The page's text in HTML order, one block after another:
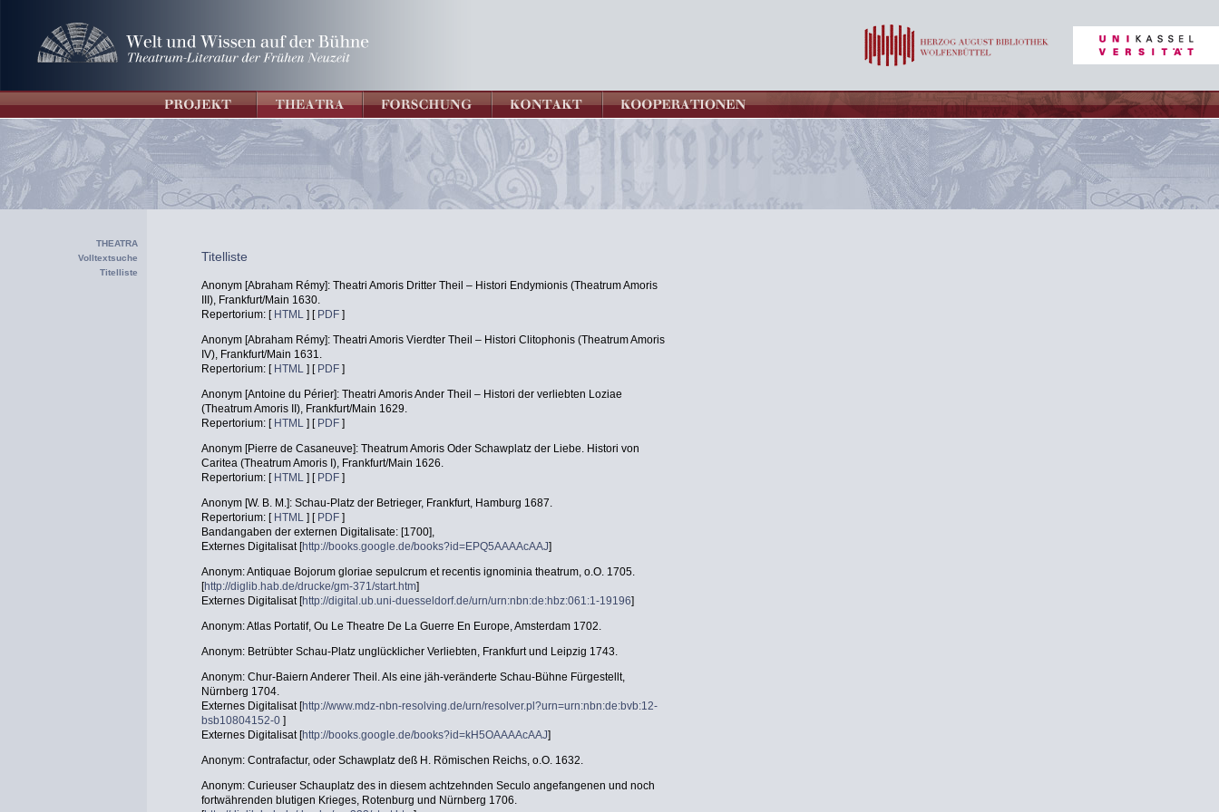
THEATRA
Volltextsuche
Titelliste
Titelliste
Anonym [Abraham Rémy]: Theatri Amoris Dritter Theil – Histori Endymionis (Theatrum Amoris
III), Frankfurt/Main 1630.
Repertorium: [HTML ] [PDF ]
Anonym [Abraham Rémy]: Theatri Amoris Vierdter Theil – Histori Clitophonis (Theatrum Amoris
IV), Frankfurt/Main 1631.
Repertorium: [HTML ] [PDF ]
Anonym [Antoine du Périer]: Theatri Amoris Ander Theil – Histori der verliebten Loziae
(Theatrum Amoris II), Frankfurt/Main 1629.
Repertorium: [HTML ] [PDF ]
Anonym [Pierre de Casaneuve]: Theatrum Amoris Oder Schawplatz der Liebe. Histori von
Caritea (Theatrum Amoris I), Frankfurt/Main 1626.
Repertorium: [HTML ] [PDF ]
Anonym [W. B. M.]: Schau-Platz der Betrieger, Frankfurt, Hamburg 1687.
Repertorium: [HTML ] [PDF ]
Bandangaben der externen Digitalisate: [1700],
Externes Digitalisat [http://books.google.de/books?id=EPQ5AAAAcAAJ]
Anonym: Antiquae Bojorum gloriae sepulcrum et recentis ignominia theatrum, o.O. 1705.
[http://diglib.hab.de/drucke/gm-371/start.htm]
Externes Digitalisat [http://digital.ub.uni-duesseldorf.de/urn/urn:nbn:de:hbz:061:1-19196]
Anonym: Atlas Portatif, Ou Le Theatre De La Guerre En Europe, Amsterdam 1702.
Anonym: Betrübter Schau-Platz unglücklicher Verliebten, Frankfurt und Leipzig 1743.
Anonym: Chur-Baiern Anderer Theil. Als eine jäh-veränderte Schau-Bühne Fürgestellt,
Nürnberg 1704.
Externes Digitalisat [http://www.mdz-nbn-resolving.de/urn/resolver.pl?urn=urn:nbn:de:bvb:12-
bsb10804152-0 ]
Externes Digitalisat [http://books.google.de/books?id=kH5OAAAAcAAJ]
Anonym: Contrafactur, oder Schawplatz deß H. Römischen Reichs, o.O. 1632.
Anonym: Curieuser Schauplatz des in diesem achtzehnden Seculo angefangenen und noch
fortwährenden blutigen Krieges, Rotenburg und Nürnberg 1706.